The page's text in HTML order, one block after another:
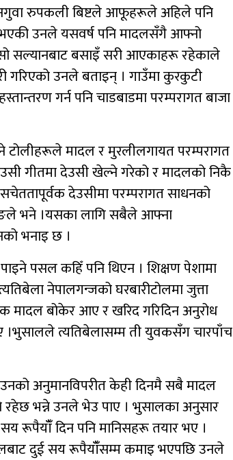
रुपकली बिष्टले आफूहरूले अहिले पनि
उनले यसवर्ष पनि मादलसँगै आफ्नो
सल्यानबाट बसाइँ सरी आएकाहरू रहेकाले
गरिएको उनले बताइन् । गाउँमा कुरकुटी
गर्न पनि चाडबाडमा परम्परागत बाजा
टोलीहरूले मादल र मुरलीलगायत परम्परागत
गीतमा देउसी खेल्ने गरेको र मादलको निकै
देउसीमा परम्परागत साधनको
भने ।यसका लागि सबैले आफ्ना
भनाइ छ ।
पसल कहिँ पनि थिएन । शिक्षण पेशामा
नेपालगन्जको घरबारीटोलमा जुत्ता
बोकेर आए र खरिद गरिदिन अनुरोध
।भुसालले त्यतिबेलासम्म ती युवकसँग चारपाँच
अनुमानविपरीत केही दिनमै सबै मादल
रहेछ भन्ने उनले भेउ पाए । भुसालका अनुसार
रूपैयाँँ दिन पनि मानिसहरू तयार भए ।
दुई सय रूपैयाँँसम्म कमाइ भएपछि उनले